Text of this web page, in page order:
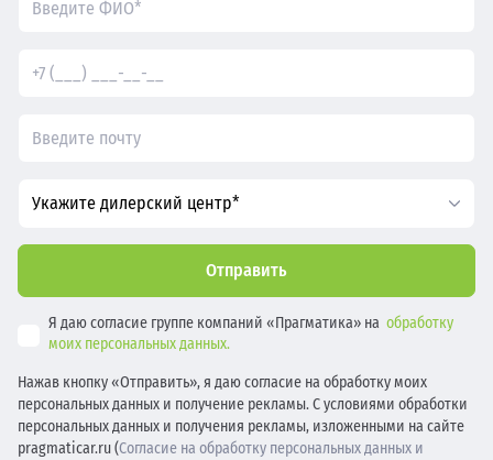
Укажите дилерский центр*
Отправить
Я даю согласие группе компаний «Прагматика» на обработку
моих персональных данных.
Нажав кнопку «Отправить», я даю согласие на обработку моих
персональных данных и получение рекламы. С условиями обработки
персональных данных и получения рекламы, изложенными на сайте
pragmaticar.ru (Согласие на обработку персональных данных и